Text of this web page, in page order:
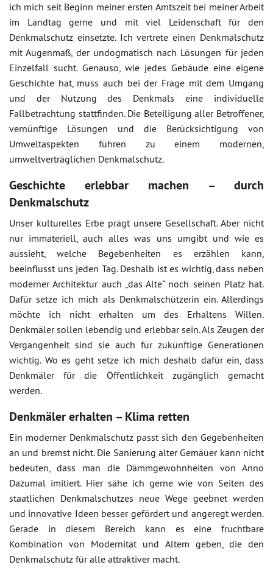
ich mich seit Beginn meiner ersten Amtszeit bei meiner Arbeit
im Landtag gerne und mit viel Leidenschaft für den
Denkmalschutz einsetzte. Ich vertrete einen Denkmalschutz
mit Augenmaß, der undogmatisch nach Lösungen für jeden
Einzelfall sucht. Genauso, wie jedes Gebäude eine eigene
Geschichte hat, muss auch bei der Frage mit dem Umgang
und der Nutzung des Denkmals eine individuelle
Fallbetrachtung stattfinden. Die Beteiligung aller Betroffener,
vernünftige Lösungen und die Berücksichtigung von
Umweltaspekten führen zu einem modernen,
umweltverträglichen Denkmalschutz.
Geschichte erlebbar machen – durch
Denkmalschutz
Unser kulturelles Erbe prägt unsere Gesellschaft. Aber nicht
nur immateriell, auch alles was uns umgibt und wie es
aussieht, welche Begebenheiten es erzählen kann,
beeinflusst uns jeden Tag. Deshalb ist es wichtig, dass neben
moderner Architektur auch „das Alte“ noch seinen Platz hat.
Dafür setze ich mich als Denkmalschützerin ein. Allerdings
möchte ich nicht erhalten um des Erhaltens Willen.
Denkmäler sollen lebendig und erlebbar sein. Als Zeugen der
Vergangenheit sind sie auch für zukünftige Generationen
wichtig. Wo es geht setze ich mich deshalb dafür ein, dass
Denkmäler für die Öffentlichkeit zugänglich gemacht
werden.
Denkmäler erhalten – Klima retten
Ein moderner Denkmalschutz passt sich den Gegebenheiten
an und bremst nicht. Die Sanierung alter Gemäuer kann nicht
bedeuten, dass man die Dämmgewohnheiten von Anno
Dazumal imitiert. Hier sähe ich gerne wie von Seiten des
staatlichen Denkmalschutzes neue Wege geebnet werden
und innovative Ideen besser gefördert und angeregt werden.
Gerade in diesem Bereich kann es eine fruchtbare
Kombination von Modernität und Altem geben, die den
Denkmalschutz für alle attraktiver macht.